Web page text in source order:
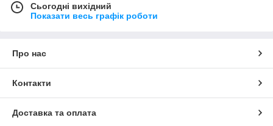
Сьогодні вихідний
Показати весь графік роботи
Про нас
Контакти
Доставка та оплата